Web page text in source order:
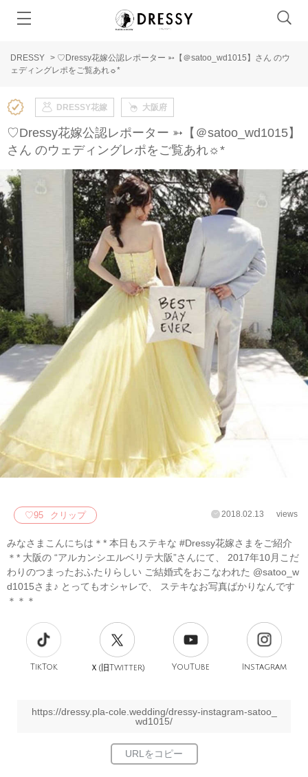
DRESSY > ♡Dressy花嫁公認レポーター ➳【＠satoo_wd1015】さん のウ
ェディングレポをご覧あれ☼*
DRESSY花嫁 大阪府
♡Dressy花嫁公認レポーター ➳【＠satoo_wd1015】
さん のウェディングレポをご覧あれ☼*
♡95 クリップ 2018.02.13 views
みなさまこんにちは＊* 本日もステキな #Dressy花嫁さまをご紹介
＊* 大阪の “アルカンシエルベリテ大阪”さんにて、 2017年10月こだ
わりのつまったおふたりらしい ご結婚式をおこなわれた @satoo_w
d1015さま♪ とってもオシャレで、 ステキなお写真ばかりなんです
＊＊＊
TikTok Ｘ(旧Twitter) YouTube Instagram
https://dressy.pla-cole.wedding/dressy-instagram-satoo_
wd1015/